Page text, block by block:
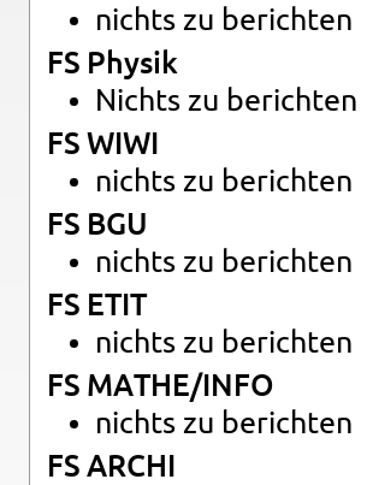
nichts zu be­rich­ten
FS Phy­sik
Nichts zu be­rich­ten
FS WIWI
nichts zu be­rich­ten
FS BGU
nichts zu be­rich­ten
FS ETIT
nichts zu be­rich­ten
FS MATHE/INFO
nichts zu be­rich­ten
FS ARCHI